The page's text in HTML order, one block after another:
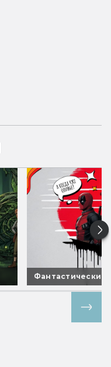
Фантастические